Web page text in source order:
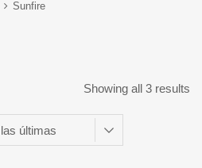
Sunfire
Showing all 3 results